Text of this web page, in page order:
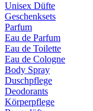
Unisex Düfte
Geschenksets
Parfum
Eau de Parfum
Eau de Toilette
Eau de Cologne
Body Spray
Duschpflege
Deodorants
Körperpflege